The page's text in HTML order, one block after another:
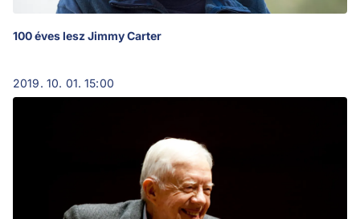
100 éves lesz Jimmy Carter
2019. 10. 01. 15:00